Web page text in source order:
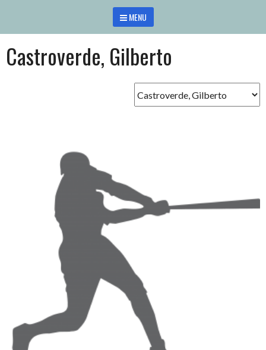
contenido
MENU
Castroverde, Gilberto